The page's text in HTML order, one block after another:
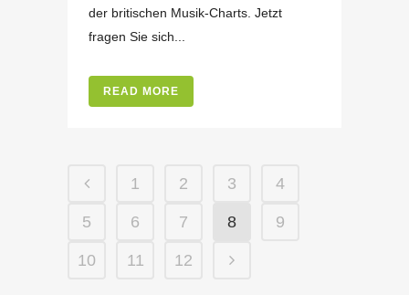
der britischen Musik-Charts. Jetzt
fragen Sie sich...
READ MORE
1 2 3 4
5 6 7 8 9
10 11 12